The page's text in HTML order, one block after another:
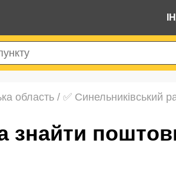
область / ✅ Синельниківський
знайти